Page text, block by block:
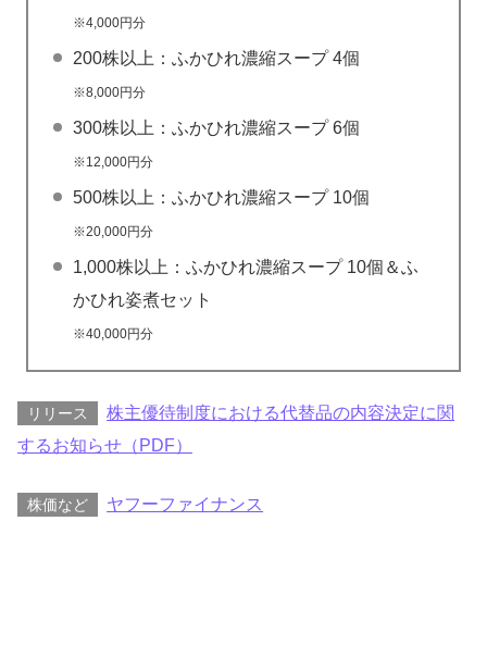
※4,000円分
200株以上：ふかひれ濃縮スープ 4個
※8,000円分
300株以上：ふかひれ濃縮スープ 6個
※12,000円分
500株以上：ふかひれ濃縮スープ 10個
※20,000円分
1,000株以上：ふかひれ濃縮スープ 10個＆ふ
かひれ姿煮セット
※40,000円分
リリース
株主優待制度における代替品の内容決定に関
するお知らせ（PDF）
株価など ヤフーファイナンス